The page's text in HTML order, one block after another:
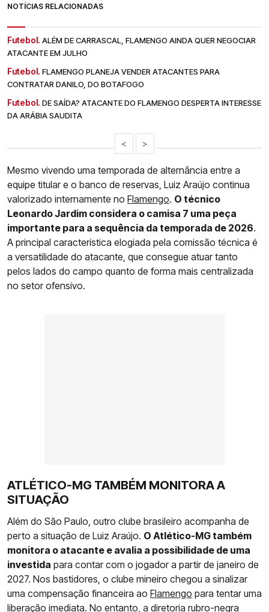
NOTÍCIAS RELACIONADAS
Futebol. ALÉM DE CARRASCAL, FLAMENGO AINDA QUER NEGOCIAR
ATACANTE EM JULHO
Futebol. FLAMENGO PLANEJA VENDER ATACANTES PARA
CONTRATAR DANILO, DO BOTAFOGO
Futebol. DE SAÍDA? ATACANTE DO FLAMENGO DESPERTA INTERESSE
DA ARÁBIA SAUDITA
< >
Mesmo vivendo uma temporada de alternância entre a
equipe titular e o banco de reservas, Luiz Araújo continua
valorizado internamente no Flamengo. O técnico
Leonardo Jardim considera o camisa 7 uma peça
importante para a sequência da temporada de 2026.
A principal característica elogiada pela comissão técnica é
a versatilidade do atacante, que consegue atuar tanto
pelos lados do campo quanto de forma mais centralizada
no setor ofensivo.
ATLÉTICO-MG TAMBÉM MONITORA A
SITUAÇÃO
Além do São Paulo, outro clube brasileiro acompanha de
perto a situação de Luiz Araújo. O Atlético-MG também
monitora o atacante e avalia a possibilidade de uma
investida para contar com o jogador a partir de janeiro de
2027. Nos bastidores, o clube mineiro chegou a sinalizar
uma compensação financeira ao Flamengo para tentar uma
liberação imediata. No entanto, a diretoria rubro-negra